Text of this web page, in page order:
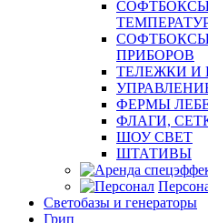
ПРИБОРОВ
ТЕЛЕЖКИ И
ФЕРМЫ
ФЛАГИ,
ШОУ СВЕТ
ШТАТИВЫ
Светобазы и генераторы
Грип